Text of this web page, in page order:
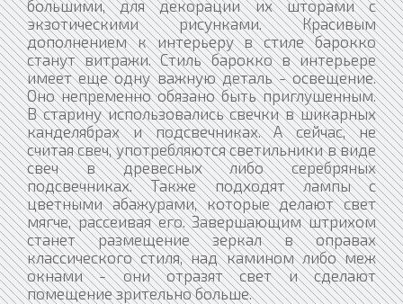
большими, для декорации их шторами с
экзотическими рисунками. Красивым
дополнением к интерьеру в стиле барокко
станут витражи. Стиль барокко в интерьере
имеет еще одну важную деталь - освещение.
Оно непременно обязано быть приглушенным.
В старину использовались свечки в шикарных
канделябрах и подсвечниках. А сейчас, не
считая свеч, употребляются светильники в виде
свеч в древесных либо серебряных
подсвечниках. Также подходят лампы с
цветными абажурами, которые делают свет
мягче, рассеивая его. Завершающим штрихом
станет размещение зеркал в оправах
классического стиля, над камином либо меж
окнами - они отразят свет и сделают
помещение зрительно больше.